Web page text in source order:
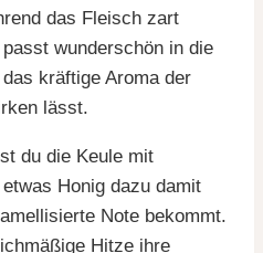
das Fleisch zart
wunderschön in die
kräftige Aroma der
lässt.
du die Keule mit
Honig dazu damit
Note bekommt.
Hitze ihre